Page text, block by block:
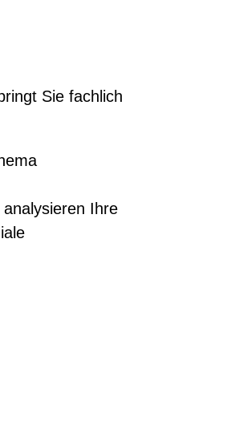
Sie fachlich
analysieren Ihre